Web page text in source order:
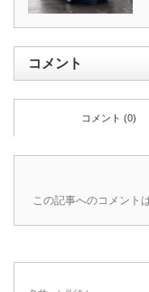
コメント
コメント (0)
この記事へのコメント